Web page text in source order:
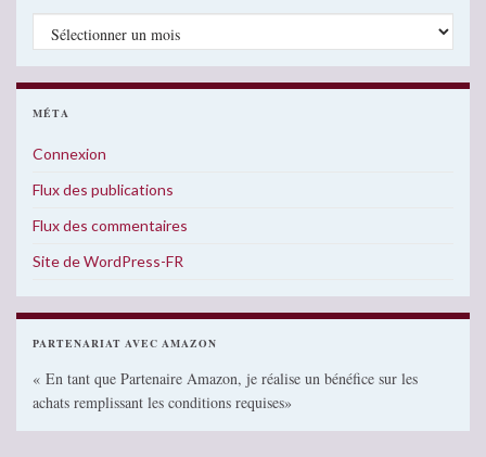
Archives
MÉTA
Connexion
Flux des publications
Flux des commentaires
Site de WordPress-FR
PARTENARIAT AVEC AMAZON
« En tant que Partenaire Amazon, je réalise un bénéfice sur les
achats remplissant les conditions requises»